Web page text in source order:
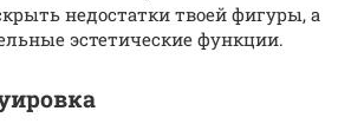
недостатки твоей фигуры, а
эстетические функции.